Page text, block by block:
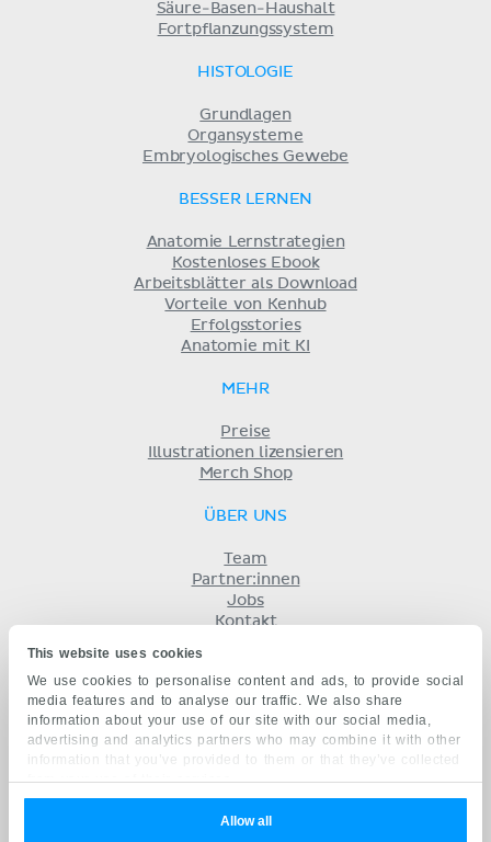
This website uses cookies
We use cookies to personalise content and ads, to provide social
media features and to analyse our traffic. We also share
information about your use of our site with our social media,
advertising and analytics partners who may combine it with other
information that you’ve provided to them or that they’ve collected
from your use of their services.
Allow all
Säure-Basen-Haushalt
Fortpflanzungssystem
HISTOLOGIE
Grundlagen
Organsysteme
Embryologisches Gewebe
BESSER LERNEN
Anatomie Lernstrategien
Kostenloses Ebook
Arbeitsblätter als Download
Vorteile von Kenhub
Erfolgsstories
Anatomie mit KI
MEHR
Preise
Illustrationen lizensieren
Merch Shop
ÜBER UNS
Team
Partner:innen
Jobs
Kontakt
Datenschutz
KENHUB AUF...
English